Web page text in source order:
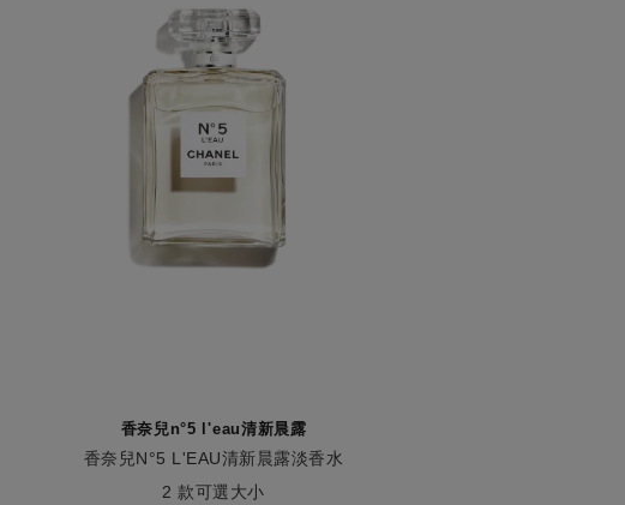
香奈兒n°5 l'eau清新晨露
香奈兒N°5 L'EAU清新晨露淡香水
2 款可選大小